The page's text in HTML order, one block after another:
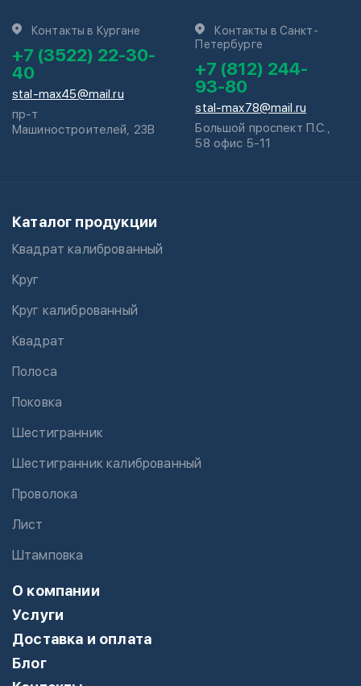
Контакты в Кургане
+7 (3522) 22-30-
40
stal-max45@mail.ru
пр-т
Машиностроителей, 23В
Контакты в Санкт-
Петербурге
+7 (812) 244-
93-80
stal-max78@mail.ru
Большой проспект П.С.,
58 офис 5-11
Каталог продукции
Квадрат калиброванный
Круг
Круг калиброванный
Квадрат
Полоса
Поковка
Шестигранник
Шестигранник калиброванный
Проволока
Лист
Штамповка
О компании
Услуги
Доставка и оплата
Блог